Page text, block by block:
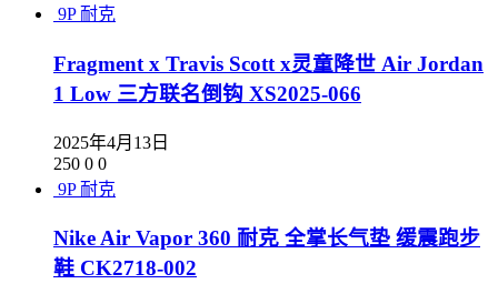
9P 耐克
Fragment x Travis Scott x灵童降世 Air Jordan
1 Low 三方联名倒钩 XS2025-066
2025年4月13日
250 0 0
9P 耐克
Nike Air Vapor 360 耐克 全掌长气垫 缓震跑步
鞋 CK2718-002